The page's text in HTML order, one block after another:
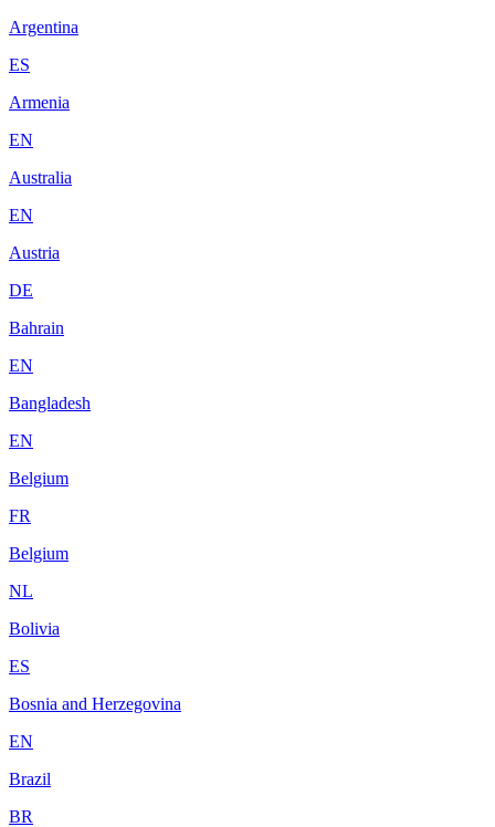
Argentina
ES
Armenia
EN
Australia
EN
Austria
DE
Bahrain
EN
Bangladesh
EN
Belgium
FR
Belgium
NL
Bolivia
ES
Bosnia and Herzegovina
EN
Brazil
BR